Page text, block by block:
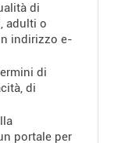
di
adulti o
indirizzo e-
di
di
portale per